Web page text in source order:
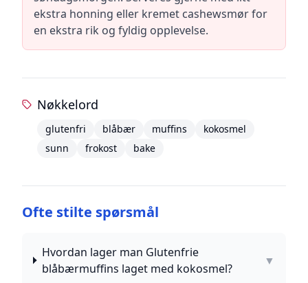
ekstra honning eller kremet cashewsmør for
en ekstra rik og fyldig opplevelse.
Nøkkelord
glutenfri blåbær muffins
kokosmel
sunn
frokost bake
Ofte stilte spørsmål
Hvordan lager man Glutenfrie
blåbærmuffins laget med kokosmel?
▼